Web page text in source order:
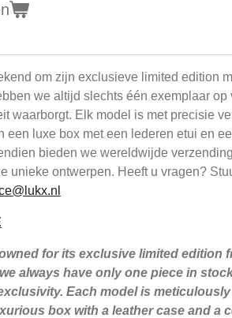
om zijn exclusieve limited edition
we altijd slechts één exemplaar op
waarborgt. Elk model is met precisie
een luxe box met een lederen etui en
bieden we wereldwijde
unieke ontwerpen. Heeft u vragen?
for its exclusive limited edition
always have only one piece in
Each model is
box with a leather case and a